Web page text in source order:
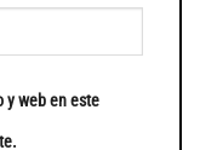
y web en este